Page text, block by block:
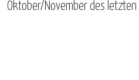
Oktober/November des